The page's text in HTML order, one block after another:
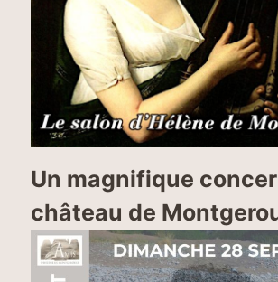
Un magnifique
château de